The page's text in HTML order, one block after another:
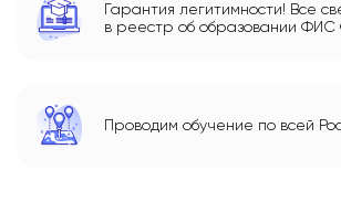
Гарантия легитимности! Все
в реестр об образовании
Проводим обучение по всей